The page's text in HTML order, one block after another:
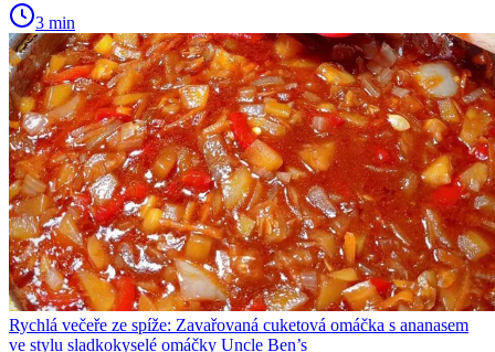
3 min
Rychlá večeře ze spíže: Zavařovaná cuketová omáčka s ananasem
ve stylu sladkokyselé omáčky Uncle Ben’s